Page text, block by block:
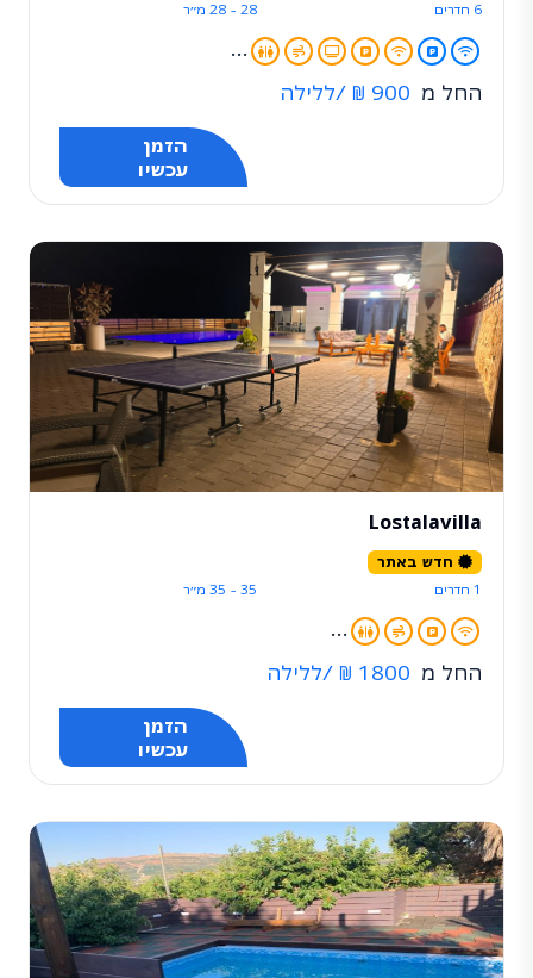
6 חדרים 28 - 28 מ״ר
...
החל מ 900 ₪ /ללילה
הזמן
עכשיו
Lostalavilla
חדש באתר
1 חדרים 35 - 35 מ״ר
...
החל מ 1800 ₪ /ללילה
הזמן
עכשיו